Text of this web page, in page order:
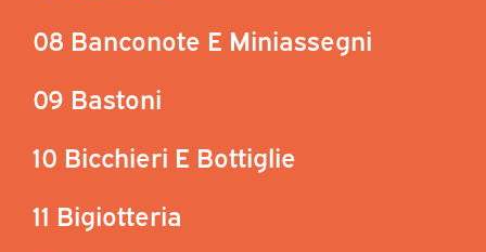
08 Banconote E Miniassegni
09 Bastoni
10 Bicchieri E Bottiglie
11 Bigiotteria